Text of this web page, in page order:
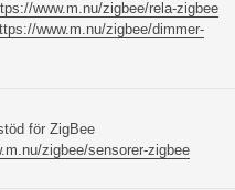
www.m.nu/zigbee/rela-zigbee
www.m.nu/zigbee/dimmer-
för ZigBee
zigbee/sensorer-zigbee